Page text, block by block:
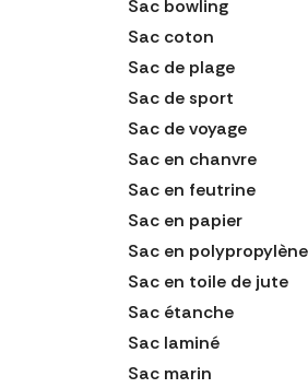
Sac bowling
Sac coton
Sac de plage
Sac de sport
Sac de voyage
Sac en chanvre
Sac en feutrine
Sac en papier
Sac en polypropylène
Sac en toile de jute
Sac étanche
Sac laminé
Sac marin